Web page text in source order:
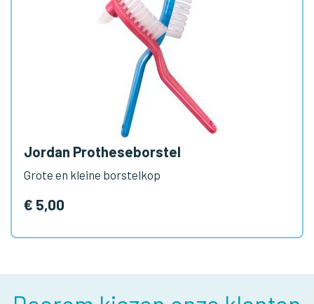
Jordan Protheseborstel
Grote en kleine borstelkop
€ 5,00